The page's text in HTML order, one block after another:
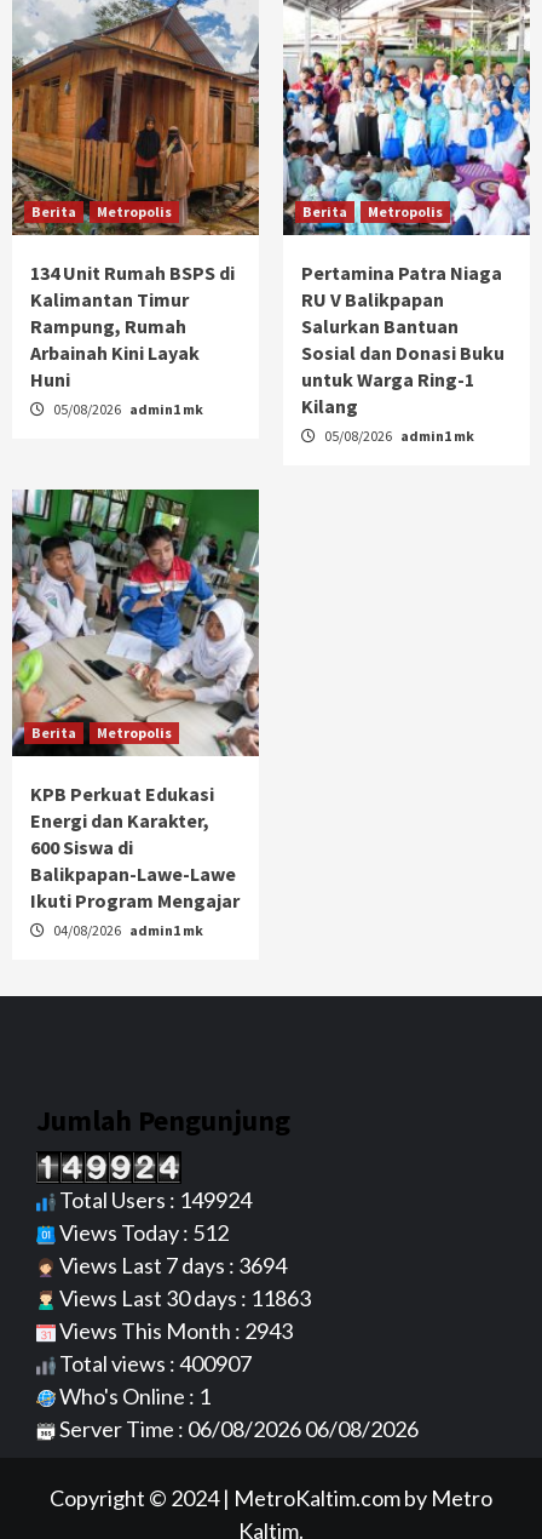
Berita Metropolis
134 Unit Rumah BSPS di
Kalimantan Timur
Rampung, Rumah
Arbainah Kini Layak
Huni
05/08/2026 admin1 mk
Berita Metropolis
Pertamina Patra Niaga
RU V Balikpapan
Salurkan Bantuan
Sosial dan Donasi Buku
untuk Warga Ring-1
Kilang
05/08/2026 admin1 mk
Berita Metropolis
KPB Perkuat Edukasi
Energi dan Karakter,
600 Siswa di
Balikpapan-Lawe-Lawe
Ikuti Program Mengajar
04/08/2026 admin1 mk
Jumlah Pengunjung
Total Users : 149924
Views Today : 512
Views Last 7 days : 3694
Views Last 30 days : 11863
Views This Month : 2943
Total views : 400907
Who's Online : 1
Server Time : 06/08/2026 06/08/2026
Copyright © 2024| MetroKaltim.comby Metro
Kaltim.